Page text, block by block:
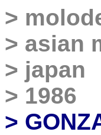
>
> asian
> japan
> 1986
>